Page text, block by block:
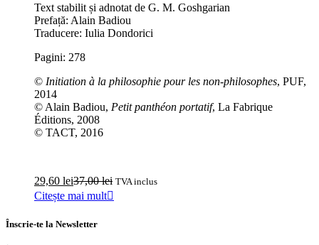
Text stabilit și adnotat de G. M. Goshgarian
Prefață: Alain Badiou
Traducere: Iulia Dondorici
Pagini: 278
© Initiation à la philosophie pour les non-philosophes, PUF,
2014
© Alain Badiou, Petit panthéon portatif, La Fabrique
Éditions, 2008
© TACT, 2016
29,60 lei37,00lei TVA inclus
Citește mai mult
Înscrie-te la Newsletter